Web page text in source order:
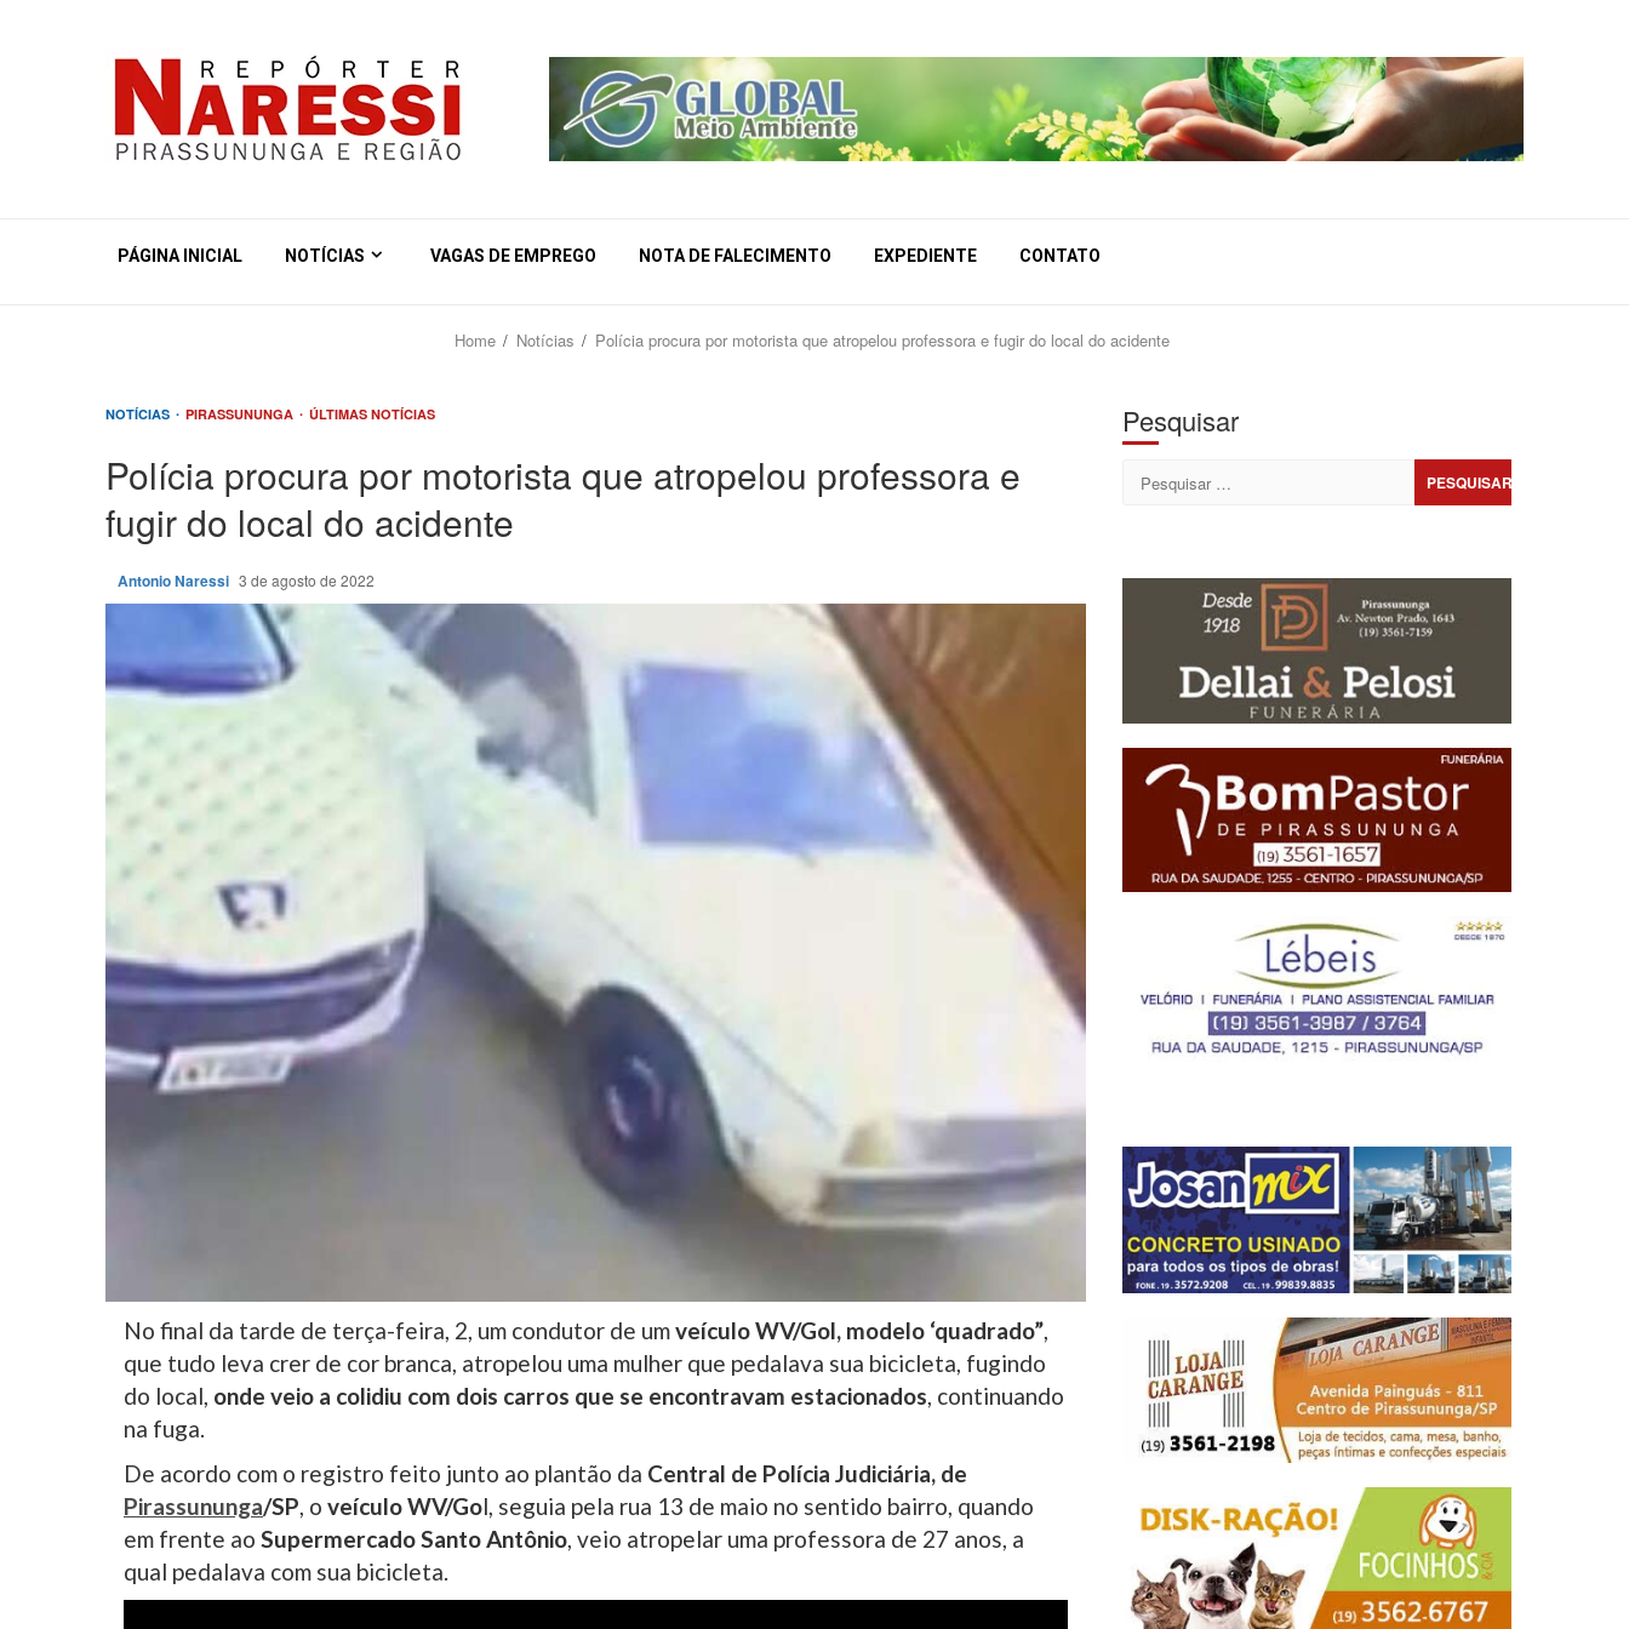
PÁGINA INICIAL NOTÍCIAS VAGAS DE EMPREGO NOTA DE FALECIMENTO EXPEDIENTE CONTATO
Home Notícias Polícia procura por motorista que atropelou professora e fugir do local do acidente
NOTÍCIAS PIRASSUNUNGA ÚLTIMAS NOTÍCIAS
Polícia procura por motorista que atropelou professora e
fugir do local do acidente
Antonio Naressi 3 de agosto de 2022
No final da tarde de terça-feira, 2, um condutor de umveículo WV/Gol, modelo ‘quadrado”,
que tudo leva crer de cor branca, atropelou uma mulher que pedalava sua bicicleta, fugindo
do local, onde veio a colidiu com dois carros que se encontravam estacionados, continuando
na fuga.
De acordo com o registro feito junto ao plantão da Central de Polícia Judiciária, de
Pirassununga/SP, o veículo WV/Gol, seguia pela rua 13 de maio no sentido bairro, quando
em frente ao Supermercado Santo Antônio, veio atropelar uma professora de 27 anos, a
qual pedalava com sua bicicleta.
Pesquisar
Pesquisar